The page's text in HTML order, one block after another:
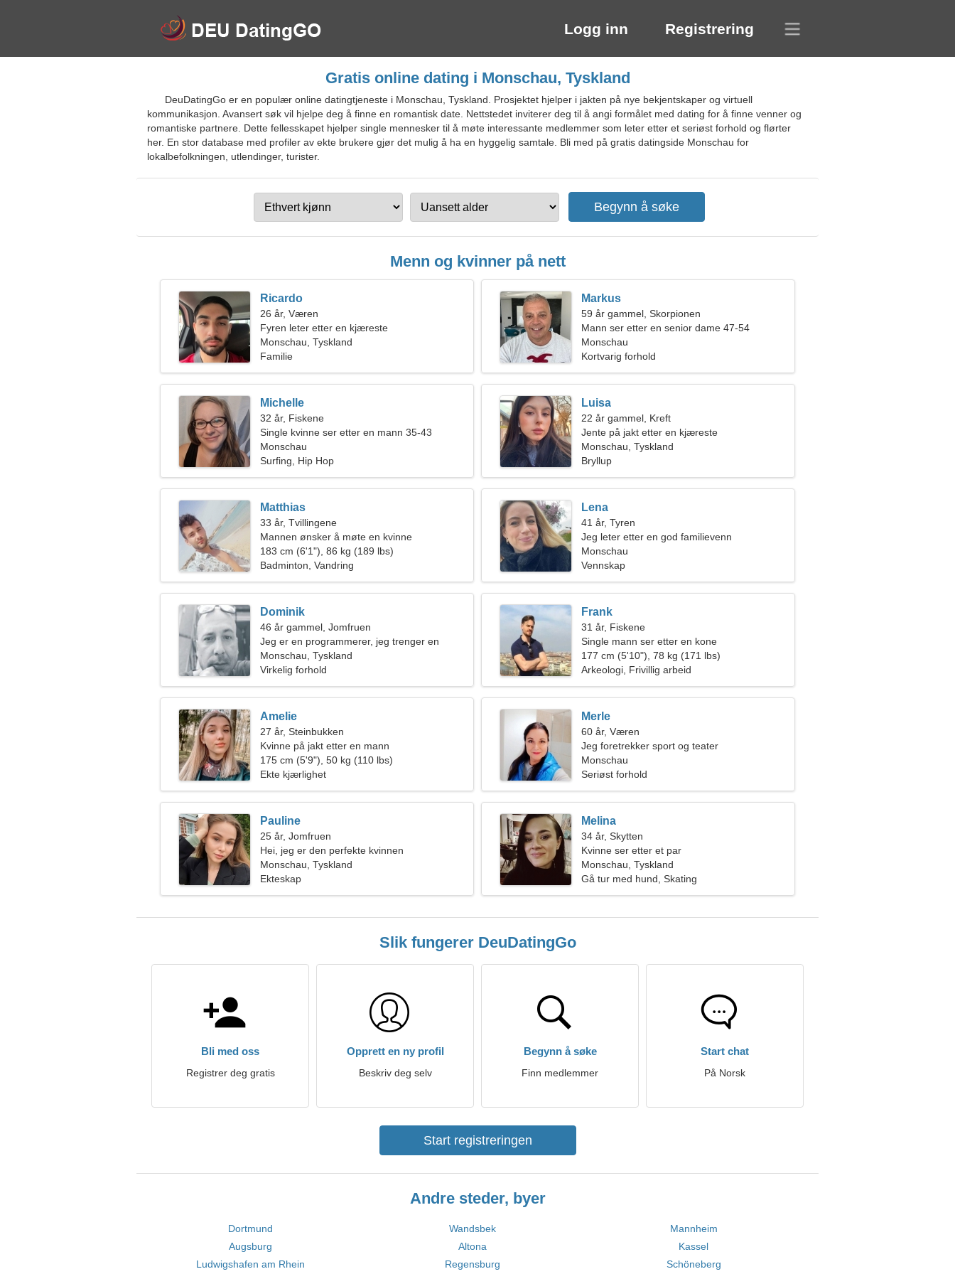
Logg inn Registrering
Gratis online dating i Monschau, Tyskland
DeuDatingGo er en populær online datingtjeneste i Monschau, Tyskland. Prosjektet hjelper i jakten på nye bekjentskaper og virtuell
kommunikasjon. Avansert søk vil hjelpe deg å finne en romantisk date. Nettstedet inviterer deg til å angi formålet med dating for å finne venner og
romantiske partnere. Dette fellesskapet hjelper single mennesker til å møte interessante medlemmer som leter etter et seriøst forhold og flørter
her. En stor database med profiler av ekte brukere gjør det mulig å ha en hyggelig samtale. Bli med på gratis datingside Monschau for
lokalbefolkningen, utlendinger, turister.
Menn og kvinner på nett
Ricardo
26 år, Væren
Fyren leter etter en kjæreste
Monschau, Tyskland
Familie
Markus
59 år gammel, Skorpionen
Mann ser etter en senior dame 47-54
Monschau
Kortvarig forhold
Michelle
32 år, Fiskene
Single kvinne ser etter en mann 35-43
Monschau
Surfing, Hip Hop
Luisa
22 år gammel, Kreft
Jente på jakt etter en kjæreste
Monschau, Tyskland
Bryllup
Matthias
33 år, Tvillingene
Mannen ønsker å møte en kvinne
183 cm (6'1"), 86 kg (189 lbs)
Badminton, Vandring
Lena
41 år, Tyren
Jeg leter etter en god familievenn
Monschau
Vennskap
Dominik
46 år gammel, Jomfruen
Jeg er en programmerer, jeg trenger en
forførende kvinne
Monschau, Tyskland
Virkelig forhold
Frank
31 år, Fiskene
Single mann ser etter en kone
177 cm (5'10"), 78 kg (171 lbs)
Arkeologi, Frivillig arbeid
Amelie
27 år, Steinbukken
Kvinne på jakt etter en mann
175 cm (5'9"), 50 kg (110 lbs)
Ekte kjærlighet
Merle
60 år, Væren
Jeg foretrekker sport og teater
Monschau
Seriøst forhold
Pauline
25 år, Jomfruen
Hei, jeg er den perfekte kvinnen
Monschau, Tyskland
Ekteskap
Melina
34 år, Skytten
Kvinne ser etter et par
Monschau, Tyskland
Gå tur med hund, Skating
Slik fungerer DeuDatingGo
Bli med oss
Registrer deg gratis
Opprett en ny profil
Beskriv deg selv
Begynn å søke
Finn medlemmer
Start chat
På Norsk
Start registreringen
Andre steder, byer
Dortmund Wandsbek
Mannheim
Augsburg
Altona
Kassel
Ludwigshafen am Rhein
Regensburg Schöneberg